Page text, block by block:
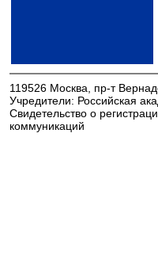
119526 Москва, пр-т
Учредители: Российская
Свидетельство о
коммуникаций